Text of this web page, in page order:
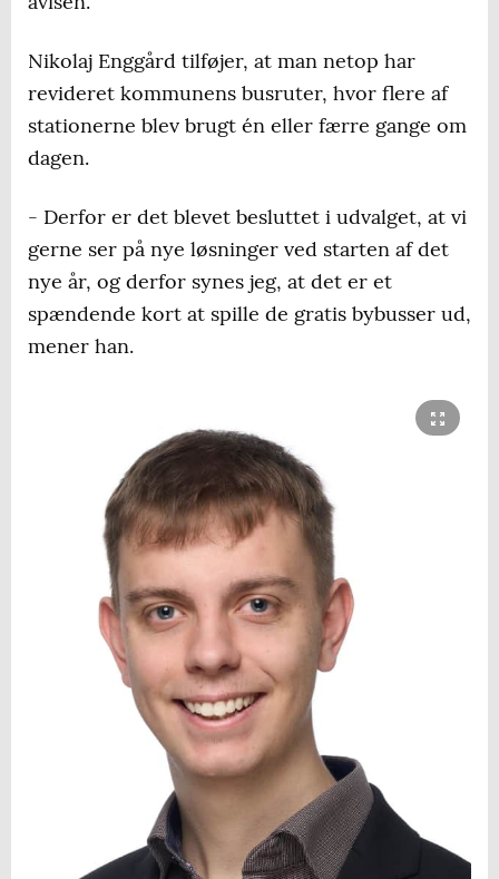
Nikolaj Enggård tilføjer, at man netop har
revideret kommunens busruter, hvor flere af
stationerne blev brugt én eller færre gange om
dagen.
- Derfor er det blevet besluttet i udvalget, at vi
gerne ser på nye løsninger ved starten af det
nye år, og derfor synes jeg, at det er et
spændende kort at spille de gratis bybusser ud,
mener han.